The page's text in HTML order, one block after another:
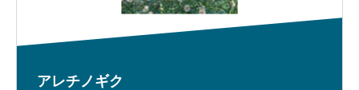
アレチノギク